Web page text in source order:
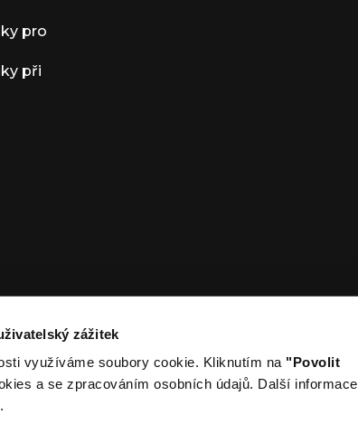
zážitek
využíváme soubory cookie. Kliknutím na "Povolit
a se zpracováním osobních údajů. Další informace
.
pro
při
of Service